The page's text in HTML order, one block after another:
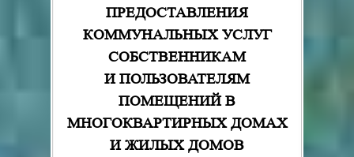
ПРЕДОСТАВЛЕНИЯ
КОММУНАЛЬНЫХ УСЛУГ
СОБСТВЕННИКАМ
И ПОЛЬЗОВАТЕЛЯМ
ПОМЕЩЕНИЙ В
МНОГОКВАРТИРНЫХ ДОМАХ
И ЖИЛЫХ ДОМОВ